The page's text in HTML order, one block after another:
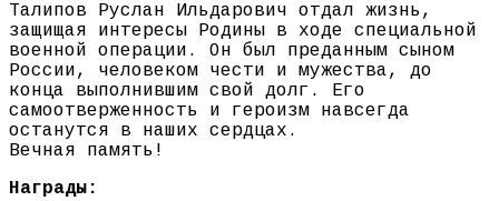
Талипов Руслан Ильдарович отдал жизнь,
защищая интересы Родины в ходе специальной
военной операции. Он был преданным сыном
России, человеком чести и мужества, до
конца выполнившим свой долг. Его
самоотверженность и героизм навсегда
останутся в наших сердцах.
Вечная память!
Награды: